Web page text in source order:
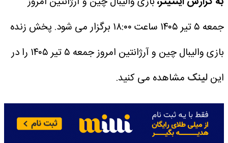
جمعه ۵ تیر ۱۴۰۵ ساعت ۱۸:۰۰ برگزار می شود.
پخش زنده
بازی والیبال چین و آرژانتین امروز جمعه ۵ تیر ۱۴۰۵ را در
اینلینک مشاهده می کنید.